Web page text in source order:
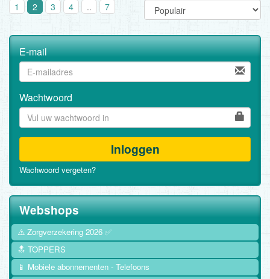
1 2 3 4 .. 7
E-mail
Wachtwoord
Inloggen
Wachwoord vergeten?
Webshops
⚠️ Zorgverzekering 2026 ✅
🔝 TOPPERS
📱 Mobiele abonnementen - Telefoons